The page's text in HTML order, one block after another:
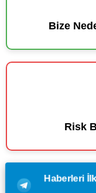
Bize
Risk
Haberleri